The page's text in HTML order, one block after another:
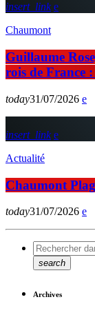
insert_link
Chaumont
Guillaume
rois de France
today31/07/2026
insert_link
Actualité
Chaumont
today31/07/2026
search
Archives